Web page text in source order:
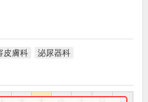
皮膚科 泌尿器科